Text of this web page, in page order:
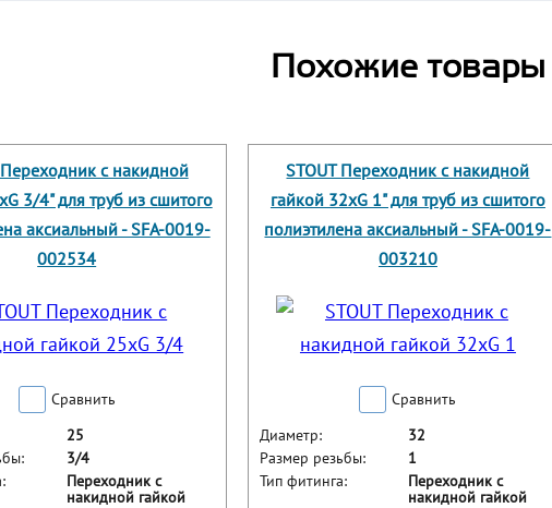
Похожие товары
Переходник с накидной
3/4" для труб из сшитого
аксиальный - SFA-0019-
002534
Сравнить
25
3/4
Переходник с
накидной гайкой
STOUT Переходник с накидной
гайкой 32xG 1" для труб из сшитого
полиэтилена аксиальный - SFA-0019-
003210
Сравнить
Диаметр:
32
Размер резьбы:
1
Тип фитинга:
Переходник с
накидной гайкой